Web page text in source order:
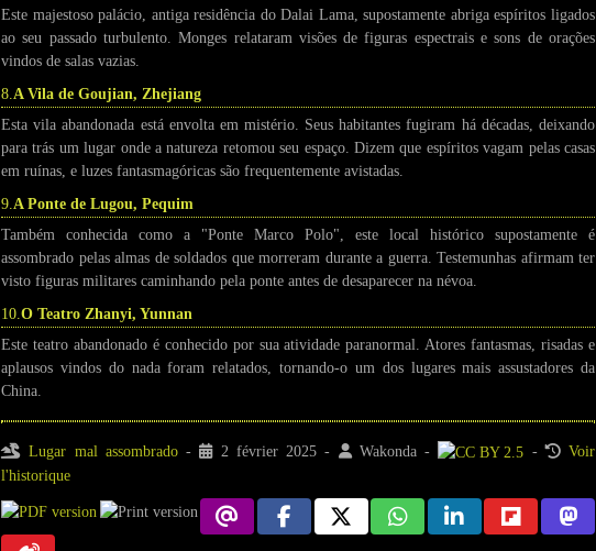
Este majestoso palácio, antiga residência do Dalai Lama, supostamente abriga espíritos ligados
ao seu passado turbulento. Monges relataram visões de figuras espectrais e sons de orações
vindos de salas vazias.
8.A Vila de Goujian, Zhejiang
Esta vila abandonada está envolta em mistério. Seus habitantes fugiram há décadas, deixando
para trás um lugar onde a natureza retomou seu espaço. Dizem que espíritos vagam pelas casas
em ruínas, e luzes fantasmagóricas são frequentemente avistadas.
9.A Ponte de Lugou, Pequim
Também conhecida como a "Ponte Marco Polo", este local histórico supostamente é
assombrado pelas almas de soldados que morreram durante a guerra. Testemunhas afirmam ter
visto figuras militares caminhando pela ponte antes de desaparecer na névoa.
10.O Teatro Zhanyi, Yunnan
Este teatro abandonado é conhecido por sua atividade paranormal. Atores fantasmas, risadas e
aplausos vindos do nada foram relatados, tornando-o um dos lugares mais assustadores da
China.
Lugar mal assombrado- 2 février 2025 - Wakonda- -
Voir
l'historique